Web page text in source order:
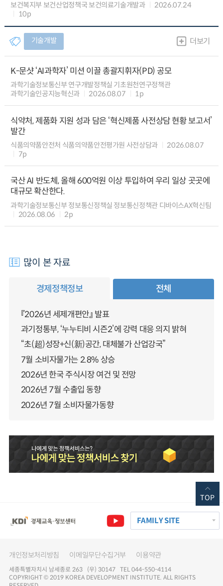
보건복지부 보건산업정책국 보건의료기술개발과
2026.07.24
10p
기술개발 더보기
K-문샷 ‘AI과학자’ 미션 이끌 총괄지휘자(PD) 공모
과학기술정보통신부 연구개발정책실 기초원천연구정책관
과학기술인공지능혁신과
2026.08.07 1p
식약처, 제품화 지원 성과 담은 ‘혁신제품 사전상담 현황 보고서’
발간
식품의약품안전처 식품의약품안전평가원 사전상담과
2026.08.07
7p
국산 AI 반도체, 올해 600억원 이상 투입하여 우리 일상 곳곳에
대규모 확산한다.
과학기술정보통신부 정보통신정책실 정보통신정책관 디바이스AX혁신팀
2026.08.06
2p
많이 본 자료
경제정책정보 전체
『2026년 세제개편안』 발표
과기정통부, ‘누누티비 시즌2’에 강력 대응 의지 밝혀
“초(超)성장+신(新)공간, 대체불가 산업강국”
7월 소비자물가는 2.8% 상승
2026년 한국 주식시장 여건 및 전망
2026년 7월 수출입 동향
2026년 7월 소비자물가동향
FAMILY SITE
개인정보처리방침 이메일무단수집거부 이용약관
세종특별자치시 남세종로 263 (우) 30147 TEL 044-550-4114
COPYRIGHT © 2019 KOREA DEVELOPMENT INSTITUTE. ALL RIGHTS
TOP